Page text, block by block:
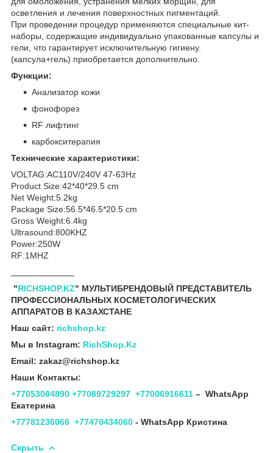
осветления и лечения поверхностных пигментаций.
При проведении процедур применяются специальные кит-
наборы, содержащие индивидуально упакованные капсулы и
гели, что гарантирует исключительную гигиену.
(капсула+гель) приобретается дополнительно.
Функции:
Анализатор кожи
фонофорез
RF лифтинг
карбокситерапия
Технические характеристики:
VOLTAG:AC110V/240V 47-63Hz
Product Size:42*40*29.5 cm
Net Weight:5.2kg
Package Size:56.5*46.5*20.5 cm
Gross Weight:6.4kg
Ultrasound:800KHZ
Power:250W
RF:1MHZ
"RICHSHOP.KZ" МУЛЬТИБРЕНДОВЫЙ ПРЕДСТАВИТЕЛЬ
ПРОФЕССИОНАЛЬНЫХ КОСМЕТОЛОГИЧЕСКИХ
АППАРАТОВ В КАЗАХСТАНЕ
Наш сайт: richshop.kz
Мы в Instagram: RichShop.Kz
Email: zakaz@richshop.kz
Наши Контакты:
+77053004890 +77089729297 +77006916611 – WhatsApp
Екатерина
+77781236066 +77470434060 - WhatsApp Кристина
Скрыть